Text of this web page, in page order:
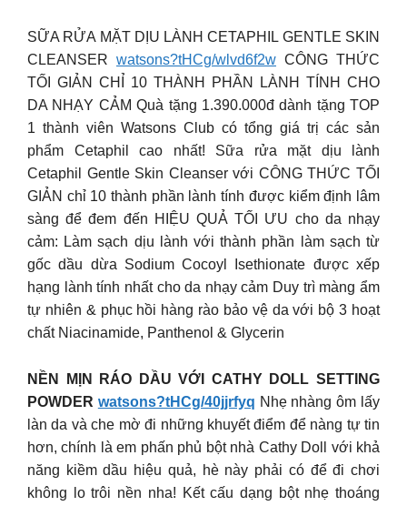
SỮA RỬA MẶT DỊU LÀNH CETAPHIL GENTLE SKIN
CLEANSER watsons?tHCg/wlvd6f2w CÔNG THỨC
TỐI GIẢN CHỈ 10 THÀNH PHẦN LÀNH TÍNH CHO
DA NHẠY CẢM Quà tặng 1.390.000đ dành tặng TOP
1 thành viên Watsons Club có tổng giá trị các sản
phẩm Cetaphil cao nhất! Sữa rửa mặt dịu lành
Cetaphil Gentle Skin Cleanser với CÔNG THỨC TỐI
GIẢN chỉ 10 thành phần lành tính được kiểm định lâm
sàng để đem đến HIỆU QUẢ TỐI ƯU cho da nhạy
cảm: Làm sạch dịu lành với thành phần làm sạch từ
gốc dầu dừa Sodium Cocoyl Isethionate được xếp
hạng lành tính nhất cho da nhạy cảm Duy trì màng ẩm
tự nhiên & phục hồi hàng rào bảo vệ da với bộ 3 hoạt
chất Niacinamide, Panthenol & Glycerin
NỀN MỊN RÁO DẦU VỚI CATHY DOLL SETTING
POWDER watsons?tHCg/40jjrfyq Nhẹ nhàng ôm lấy
làn da và che mờ đi những khuyết điểm để nàng tự tin
hơn, chính là em phấn phủ bột nhà Cathy Doll với khả
năng kiềm dầu hiệu quả, hè này phải có để đi chơi
không lo trôi nền nha! Kết cấu dạng bột nhẹ thoáng